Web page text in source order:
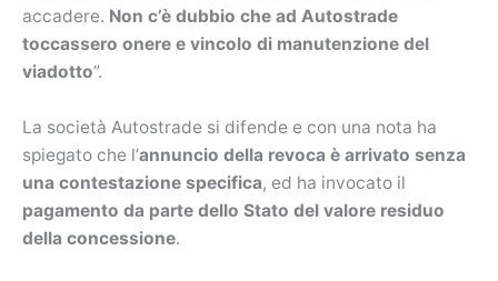
accadere. Non c’è dubbio che ad Autostrade
toccassero onere e vincolo di manutenzione del
viadotto”.
La società Autostrade si difende e con una nota ha
spiegato che l’annuncio della revoca è arrivato senza
una contestazione specifica, ed ha invocato il
pagamento da parte dello Stato del valore residuo
della concessione.